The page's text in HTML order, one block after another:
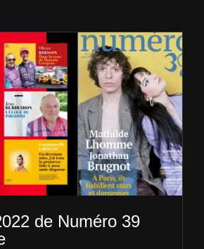
NUMÉRO 39
39
de Numéro 39